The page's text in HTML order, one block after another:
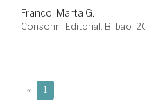
Franco, Marta G.
Consonni Editorial. Bilbao,
« 1